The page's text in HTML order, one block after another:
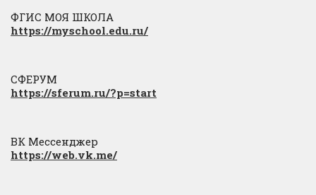
ФГИС МОЯ ШКОЛА
https://myschool.edu.ru/
СФЕРУМ
https://sferum.ru/?p=start
ВК Мессенджер
https://web.vk.me/